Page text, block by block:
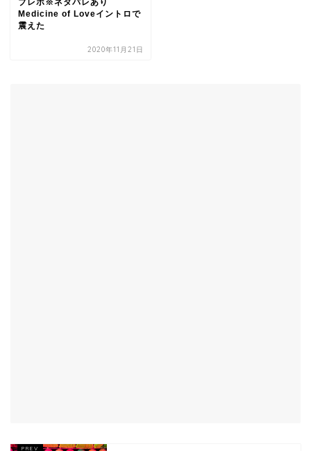
ブレポ※ネタバレあり
Medicine of Loveイントロで
震えた
2020年11月21日